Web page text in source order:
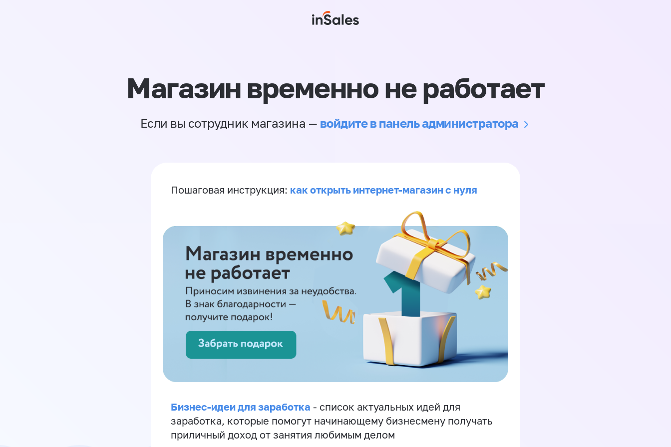
Магазин временно не работает
Если вы сотрудник магазина — войдите в панель администратора
Пошаговая инструкция: как открыть интернет-магазин с нуля
Бизнес-идеи для заработка - список актуальных идей для
заработка, которые помогут начинающему бизнесмену получать
приличный доход от занятия любимым делом